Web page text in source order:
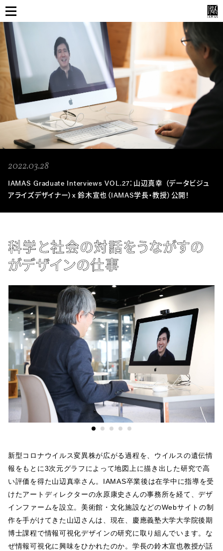
Index
News
About
RCICとは
スタッフ
Activities
IAMAS Communityとは
卒業生との連携
IAMAS GRADUATE Interviews
連携を希望の方へ
Ja En
2022.03.28
IAMAS Graduate Interviews VOL.27：山辺真幸 （データビジュ
アライズデザイナー）x 鈴木宣也（IAMAS学長・教授）公開！
科学と社会の対話をうながすの
がデザインの仕事
新型コロナウイルス変異株が広がる過程を、ウイルスの遺伝情
報をもとに3次元グラフによって地図上に描き出した研究で高
い評価を得た山辺真幸さん。IAMAS卒業後は在学中に指導を受
けたアートディレクターの永原康史さんの事務所を経て、デザ
インファームを設立。美術館・文化施設などのWebサイトの制
作を手がけてきた山辺さんは、現在、慶應義塾大学大学院後期
博士課程で情報可視化デザインの研究に取り組んでいます。な
ぜ情報可視化に興味をひかれたのか。学長の鈴木宣也教授が話